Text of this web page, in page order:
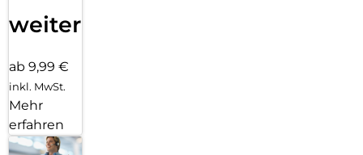
weiter
ab 9,99 €
inkl. MwSt.
Mehr
erfahren